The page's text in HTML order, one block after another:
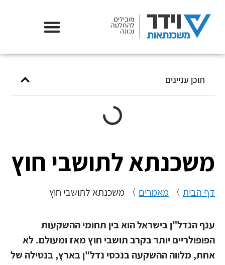
תוכן עניינים
משכנתא לתושבי חוץ
דף הבית〉מאמרים〉משכנתא לתושבי חוץ
ענף הנדל"ן בישראל הוא בין תחומי ההשקעות
הפופולריים יותר בקרב תושבי חוץ מאז ומעולם. לא
אחת, מלווה ההשקעה בנכסי נדל"ן בארץ, בנטילה של